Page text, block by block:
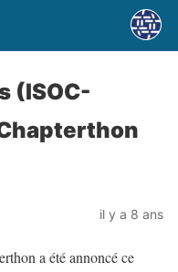
(ISOC-
il y a 8 ans
a été annoncé ce